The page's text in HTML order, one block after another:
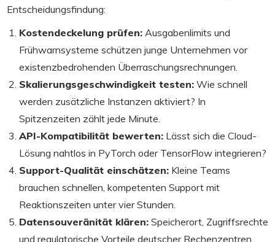
Entscheidungsfindung:
Kostendeckelung prüfen: Ausgabenlimits und
Frühwarnsysteme schützen junge Unternehmen vor
existenzbedrohenden Überraschungsrechnungen.
Skalierungsgeschwindigkeit testen: Wie schnell
werden zusätzliche Instanzen aktiviert? In
Spitzenzeiten zählt jede Minute.
API-Kompatibilität bewerten: Lässt sich die Cloud-
Lösung nahtlos in PyTorch oder TensorFlow integrieren?
Support-Qualität einschätzen: Kleine Teams
brauchen schnellen, kompetenten Support mit
Reaktionszeiten unter vier Stunden.
Datensouveränität klären: Speicherort, Zugriffsrechte
und regulatorische Vorteile deutscher Rechenzentren